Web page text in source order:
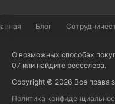
Блог
О возможных способах
07 или найдите ресселера.
Copyright © 2026 Все права
Политика